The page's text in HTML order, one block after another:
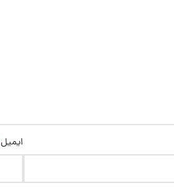
ایمیل